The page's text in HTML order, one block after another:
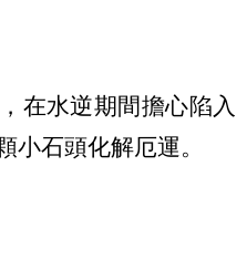
在水逆期間擔心陷入
小石頭化解厄運。